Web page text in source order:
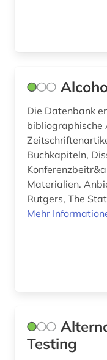
dns (2)
dns-
dortmund (1)
ebm (1)
Die Datenbank
bibliographische
Buchkapiteln,
Materialien.
Rutgers, The
Mehr
Testing